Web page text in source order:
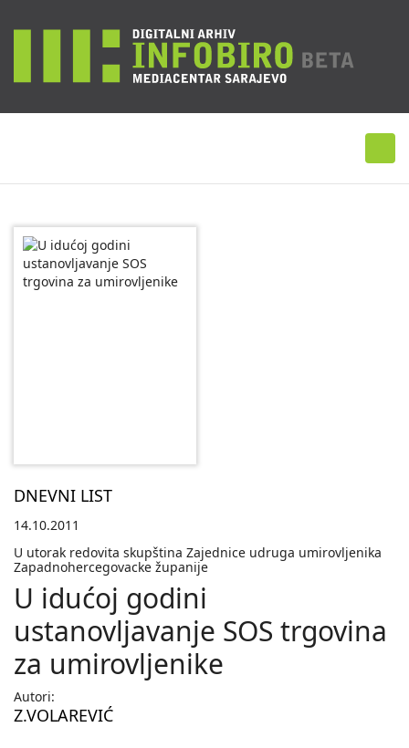
DNEVNI LIST
14.10.2011
U utorak redovita skupština Zajednice udruga umirovljenika
Zapadnohercegovacke županije
U idućoj godini
ustanovljavanje SOS trgovina
za umirovljenike
Autori:
Z.VOLAREVIĆ